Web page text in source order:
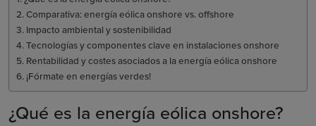
Comparativa: energía eólica onshore vs. offshore
Impacto ambiental y sostenibilidad
Tecnologías y componentes clave en instalaciones onshore
Rentabilidad y costes asociados a la energía eólica onshore
¡Fórmate en energías verdes!
¿Qué es la energía eólica onshore?